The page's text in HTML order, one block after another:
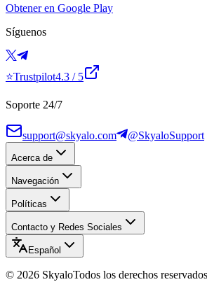
Obtener en Google Play
Síguenos
⭐Trustpilot4.3 / 5
Soporte 24/7
support@skyalo.com @SkyaloSupport
Acerca de
Navegación
Políticas
Contacto y Redes Sociales
Español
© 2026 SkyaloTodos los derechos